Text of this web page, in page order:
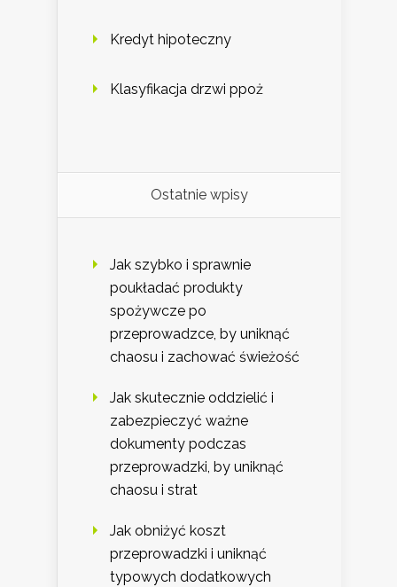
Kredyt hipoteczny
Klasyfikacja drzwi ppoż
Ostatnie wpisy
Jak szybko i sprawnie
poukładać produkty
spożywcze po
przeprowadzce, by uniknąć
chaosu i zachować świeżość
Jak skutecznie oddzielić i
zabezpieczyć ważne
dokumenty podczas
przeprowadzki, by uniknąć
chaosu i strat
Jak obniżyć koszt
przeprowadzki i uniknąć
typowych dodatkowych